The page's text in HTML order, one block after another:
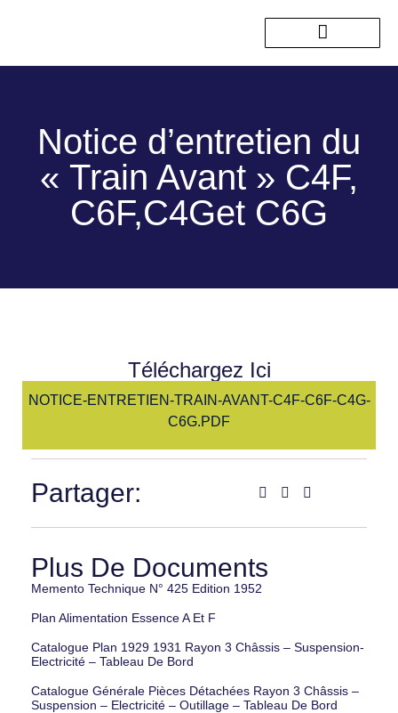
Notice d’entretien du
« Train Avant » C4F,
C6F,C4Get C6G
Téléchargez Ici
NOTICE-ENTRETIEN-TRAIN-AVANT-C4F-C6F-C4G-
C6G.PDF
Partager:
Plus De Documents
Memento Technique N° 425 Edition 1952
Plan Alimentation Essence A Et F
Catalogue Plan 1929 1931 Rayon 3 Châssis – Suspension-
Electricité – Tableau De Bord
Catalogue Générale Pièces Détachées Rayon 3 Châssis –
Suspension – Electricité – Outillage – Tableau De Bord